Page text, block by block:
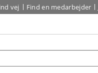
vej Find en medarbejder